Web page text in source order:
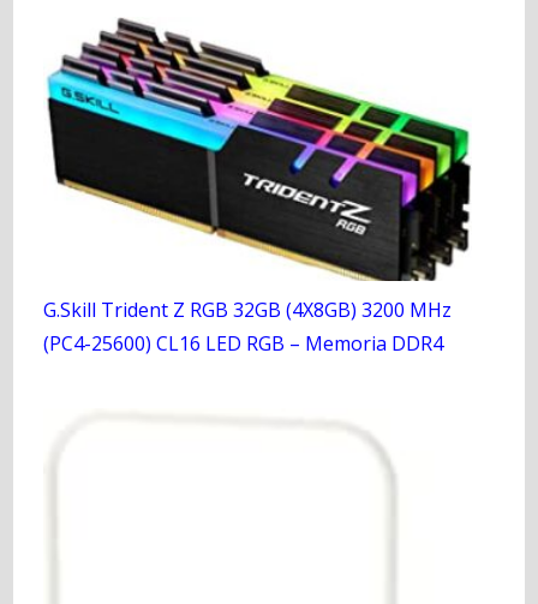
G.Skill Trident Z RGB 32GB (4X8GB) 3200 MHz
(PC4-25600) CL16 LED RGB – Memoria DDR4